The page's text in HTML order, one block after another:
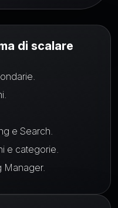
di scalare
e Search.
e categorie.
Manager.